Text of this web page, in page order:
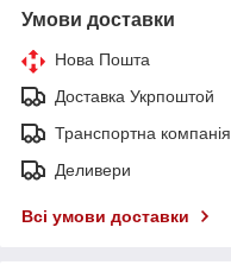
Умови доставки
Нова Пошта
Доставка Укрпоштой
Транспортна компанія
Деливери
Всі умови доставки